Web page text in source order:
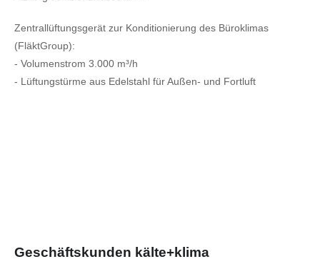
Zentrallüftungsgerät zur Konditionierung des Büroklimas
(FläktGroup):
- Volumenstrom 3.000 m³/h
- Lüftungstürme aus Edelstahl für Außen- und Fortluft
Geschäftskunden kälte+klima